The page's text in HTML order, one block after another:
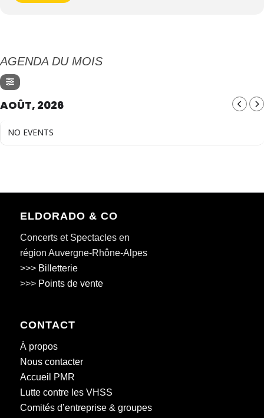
AGENDA DU MOIS
AOÛT, 2026
NO EVENTS
ELDORADO & CO
Concerts et Spectacles en
région Auvergne-Rhône-Alpes
>>> Billetterie
>>> Points de vente
CONTACT
À propos
Nous contacter
Accueil PMR
Lutte contre les VHSS
Comités d’entreprise & groupes